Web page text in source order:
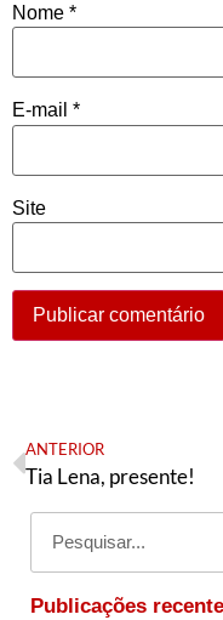
Nome *
E-mail *
Site
ANTERIOR
Tia Lena, presente!
Publicações